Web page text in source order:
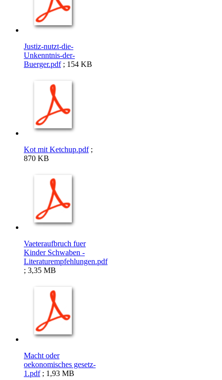
Justiz-nutzt-die-
Unkenntnis-der-
Buerger.pdf; 154 KB
Kot mit Ketchup.pdf;
870 KB
Vaeteraufbruch fuer
Kinder Schwaben -
Literaturempfehlungen.pdf
; 3,35 MB
Macht oder
oekonomisches gesetz-
1.pdf; 1,93 MB